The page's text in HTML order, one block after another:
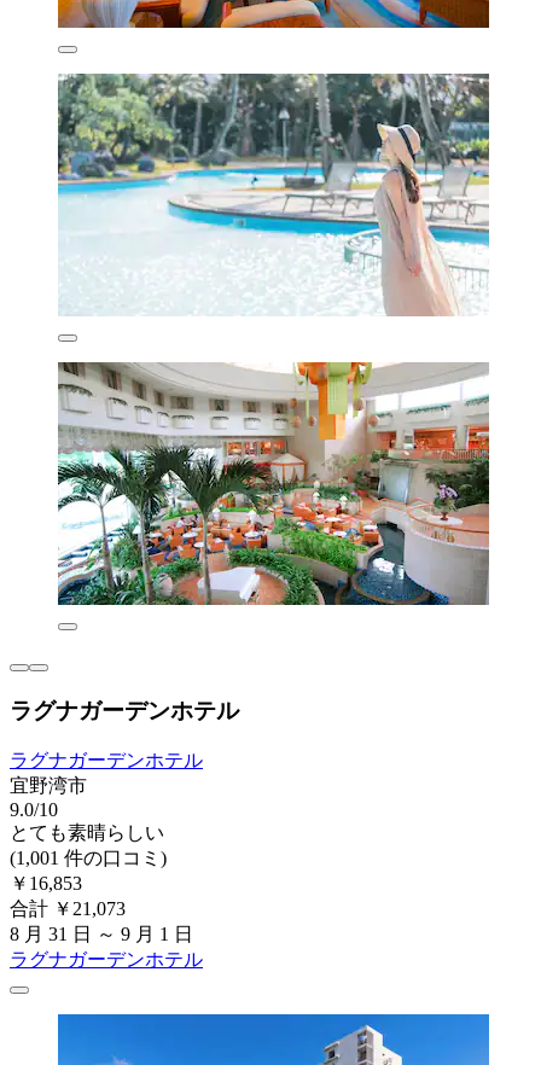
ラグナガーデンホテル
ラグナガーデンホテル
宜野湾市
9.0/10
とても素晴らしい
(1,001 件の口コミ)
￥16,853
合計 ￥21,073
8 月 31 日 ～ 9 月 1 日
ラグナガーデンホテル